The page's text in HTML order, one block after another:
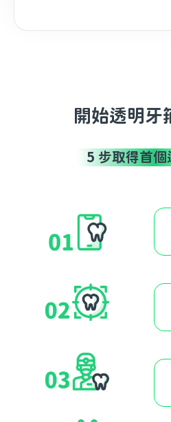
開始透明牙
5 步取得首個